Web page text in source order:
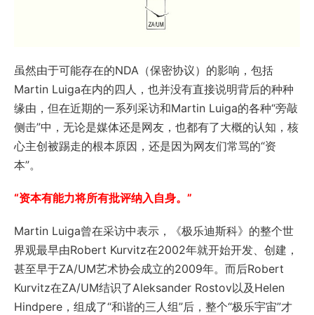
虽然由于可能存在的NDA（保密协议）的影响，包括
Martin Luiga在内的四人，也并没有直接说明背后的种种
缘由，但在近期的一系列采访和Martin Luiga的各种“旁敲
侧击”中，无论是媒体还是网友，也都有了大概的认知，核
心主创被踢走的根本原因，还是因为网友们常骂的“资
本”。
“资本有能力将所有批评纳入自身。”
Martin Luiga曾在采访中表示，《极乐迪斯科》的整个世
界观最早由Robert Kurvitz在2002年就开始开发、创建，
甚至早于ZA/UM艺术协会成立的2009年。而后Robert
Kurvitz在ZA/UM结识了Aleksander Rostov以及Helen
Hindpere，组成了“和谐的三人组”后，整个“极乐宇宙”才